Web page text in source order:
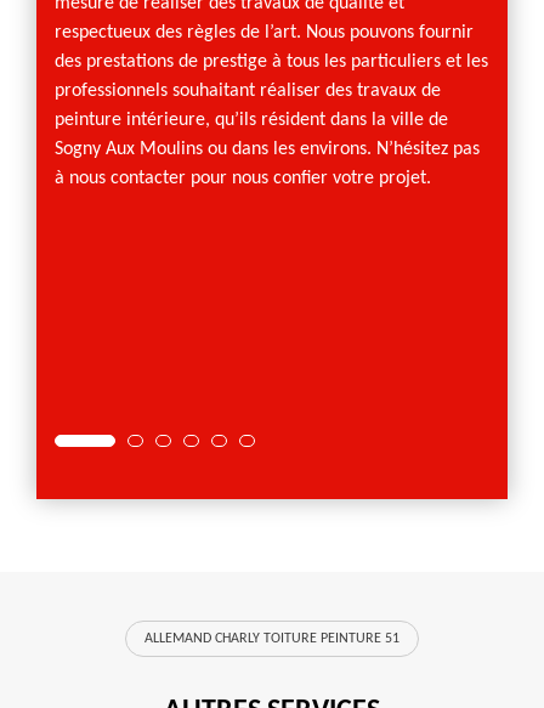
respectueux des règles de l’art. Nous pouvons fournir
des prestations de prestige à tous les particuliers et les
professionnels souhaitant réaliser des travaux de
peinture intérieure, qu’ils résident dans la ville de
Sogny Aux Moulins ou dans les environs. N’hésitez pas
à nous contacter pour nous confier votre projet.
ALLEMAND CHARLY TOITURE PEINTURE 51